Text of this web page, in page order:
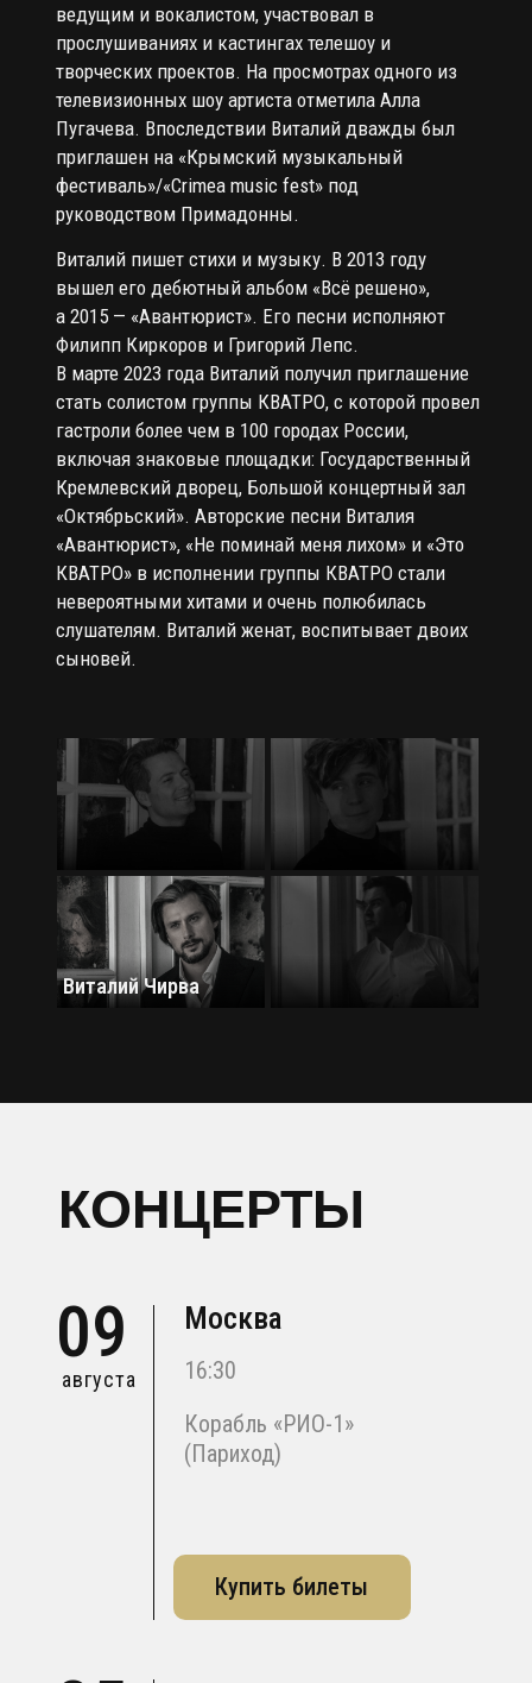
Виталий пишет стихи и музыку. В 2013 году
вышел его дебютный альбом «Всё решено»,
а 2015 — «Авантюрист». Его песни исполняют
Филипп Киркоров и Григорий Лепс.
В марте 2023 года Виталий получил приглашение
стать солистом группы КВАТРО, с которой провел
гастроли более чем в 100 городах России,
включая знаковые площадки: Государственный
Кремлевский дворец, Большой концертный зал
«Октябрьский». Авторские песни Виталия
«Авантюрист», «Не поминай меня лихом» и «Это
КВАТРО» в исполнении группы КВАТРО стали
невероятными хитами и очень полюбилась
слушателям. Виталий женат, воспитывает двоих
сыновей.
ведущим и вокалистом, участвовал в
прослушиваниях и кастингах телешоу и
творческих проектов. На просмотрах одного из
телевизионных шоу артиста отметила Алла
Пугачева. Впоследствии Виталий дважды был
приглашен на «Крымский музыкальный
фестиваль»/«Сrimea music fest» под
руководством Примадонны.
Виталий Чирва
09
августа
Москва
16:30
Корабль «РИО-1»
(Париход)
КОНЦЕРТЫ
Купить билеты